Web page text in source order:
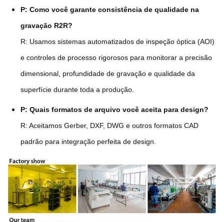
P: Como você garante consistência de qualidade na
gravação R2R?
R: Usamos sistemas automatizados de inspeção óptica (AOI)
e controles de processo rigorosos para monitorar a precisão
dimensional, profundidade de gravação e qualidade da
superfície durante toda a produção.
P: Quais formatos de arquivo você aceita para design?
R: Aceitamos Gerber, DXF, DWG e outros formatos CAD
padrão para integração perfeita de design.